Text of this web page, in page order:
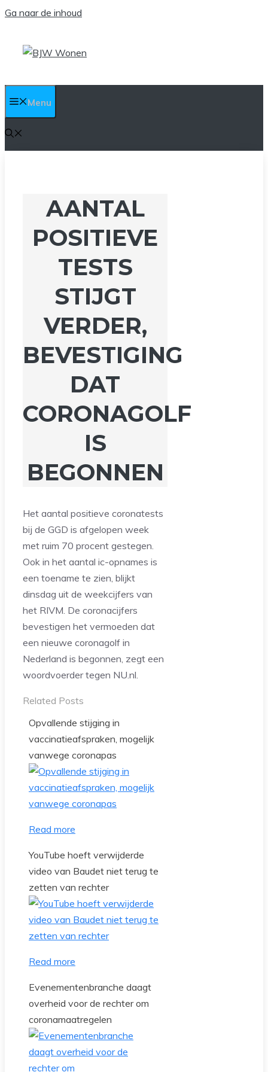
Ga naar de inhoud
Menu
AANTAL
POSITIEVE
TESTS
STIJGT
VERDER,
BEVESTIGING
DAT
CORONAGOLF
IS
BEGONNEN
Het aantal positieve coronatests
bij de GGD is afgelopen week
met ruim 70 procent gestegen.
Ook in het aantal ic-opnames is
een toename te zien, blijkt
dinsdag uit de weekcijfers van
het RIVM. De coronacijfers
bevestigen het vermoeden dat
een nieuwe coronagolf in
Nederland is begonnen, zegt een
woordvoerder tegen NU.nl.
Related Posts
Opvallende stijging in
vaccinatieafspraken, mogelijk
vanwege coronapas
Read more
YouTube hoeft verwijderde
video van Baudet niet terug te
zetten van rechter
Read more
Evenementenbranche daagt
overheid voor de rechter om
coronamaatregelen